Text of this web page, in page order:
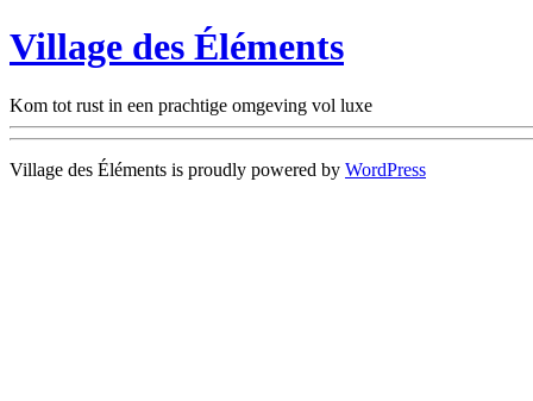
Village des Éléments
Kom tot rust in een prachtige omgeving vol luxe
Village des Éléments is proudly powered by WordPress